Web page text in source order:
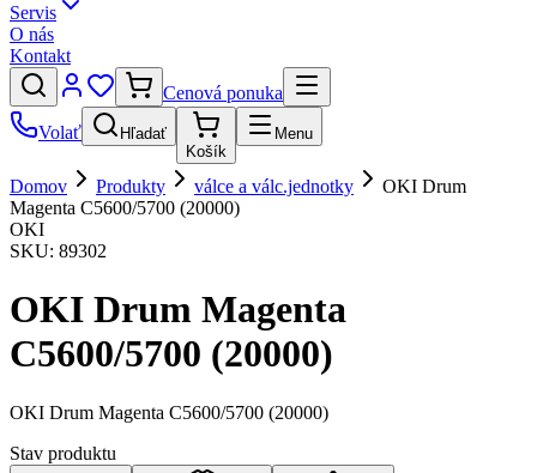
Servis
O nás
Kontakt
Cenová ponuka
Volať
Hľadať
Košík
Menu
Domov Produkty válce a válc.jednotky
OKI Drum
Magenta C5600/5700 (20000)
OKI
SKU: 89302
OKI Drum Magenta
C5600/5700 (20000)
OKI Drum Magenta C5600/5700 (20000)
Stav produktu